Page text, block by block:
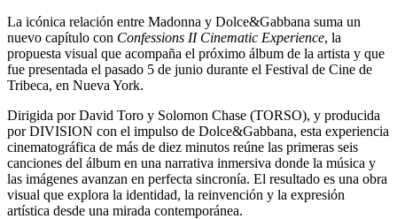
La icónica relación entre Madonna y Dolce&Gabbana suma un
nuevo capítulo con Confessions II Cinematic Experience, la
propuesta visual que acompaña el próximo álbum de la artista y que
fue presentada el pasado 5 de junio durante el Festival de Cine de
Tribeca, en Nueva York.
Dirigida por David Toro y Solomon Chase (TORSO), y producida
por DIVISION con el impulso de Dolce&Gabbana, esta experiencia
cinematográfica de más de diez minutos reúne las primeras seis
canciones del álbum en una narrativa inmersiva donde la música y
las imágenes avanzan en perfecta sincronía. El resultado es una obra
visual que explora la identidad, la reinvención y la expresión
artística desde una mirada contemporánea.